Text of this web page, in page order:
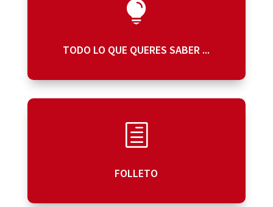

TODO LO QUE QUERES SABER ...
h
FOLLETO